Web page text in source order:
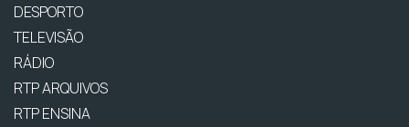
DESPORTO
TELEVISÃO
RÁDIO
RTP ARQUIVOS
RTP ENSINA